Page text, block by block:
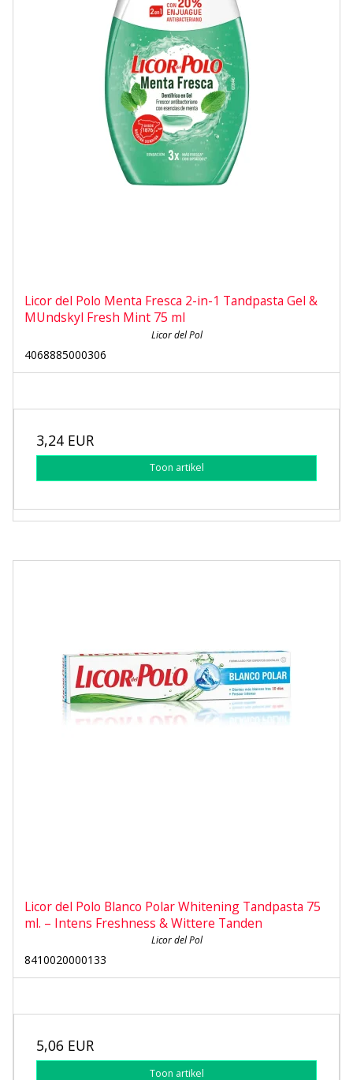
Licor del Polo Menta Fresca 2-in-1 Tandpasta Gel &
MUndskyl Fresh Mint 75 ml
Licor del Pol
4068885000306
3,24 EUR
Toon artikel
Licor del Polo Blanco Polar Whitening Tandpasta 75
ml. – Intens Freshness & Wittere Tanden
Licor del Pol
8410020000133
5,06 EUR
Toon artikel